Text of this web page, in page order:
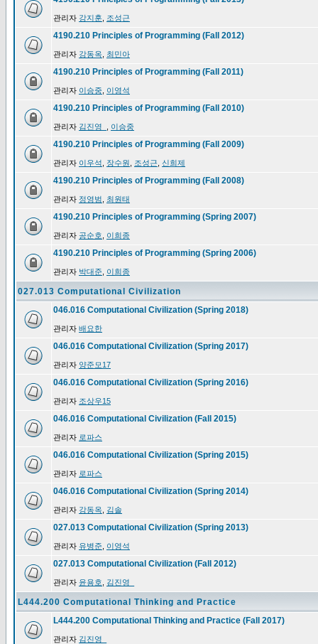
관리자 강지훈 조성근
4190.210 Principles of Programming (Fall 2012)
관리자 강동옥 최민아
4190.210 Principles of Programming (Fall 2011)
관리자 이승중 이영석
4190.210 Principles of Programming (Fall 2010)
관리자 김진영_ 이승중
4190.210 Principles of Programming (Fall 2009)
관리자 이우석 장수원 조성근 신희제
4190.210 Principles of Programming (Fall 2008)
관리자 정영범 최원태
4190.210 Principles of Programming (Spring 2007)
관리자 공순호 이희종
4190.210 Principles of Programming (Spring 2006)
관리자 박대준 이희종
027.013 Computational Civilization
046.016 Computational Civilization (Spring 2018)
관리자 배요한
046.016 Computational Civilization (Spring 2017)
관리자 양준모17
046.016 Computational Civilization (Spring 2016)
관리자 조상우15
046.016 Computational Civilization (Fall 2015)
관리자 로파스
046.016 Computational Civilization (Spring 2015)
관리자 로파스
046.016 Computational Civilization (Spring 2014)
관리자 강동옥 김솔
027.013 Computational Civilization (Spring 2013)
관리자 유병준 이영석
027.013 Computational Civilization (Fall 2012)
관리자 윤용호 김진영_
L444.200 Computational Thinking and Practice
L444.200 Computational Thinking and Practice (Fall 2017)
관리자 김진영_